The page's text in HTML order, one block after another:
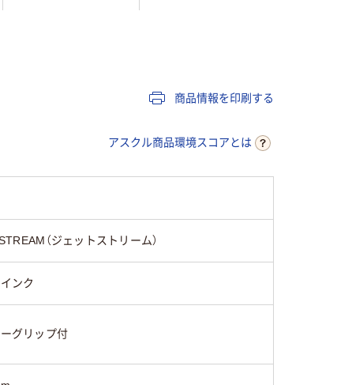
ピンク系 ピンク系
商品情報を印刷する
アスクル商品環境スコアとは
（ジェットストリーム）
ンク
グリップ付